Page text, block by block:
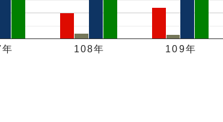
108年 109年